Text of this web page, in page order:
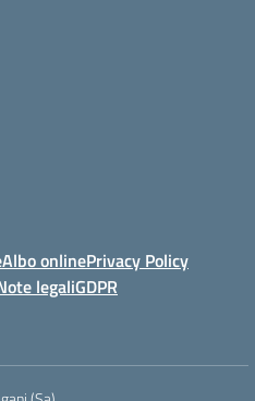
Albo onlinePrivacy Policy
legaliGDPR